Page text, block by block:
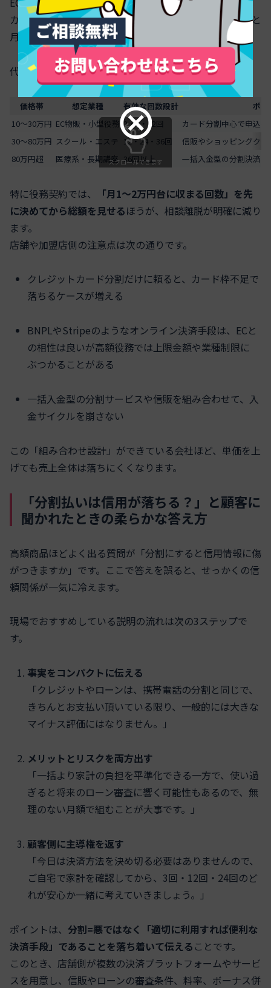
カゴ放棄は減りません。売上向上を狙うなら、分割回数と
月額をあらかじめデザインしておく必要があります。
代表的なパターンを整理すると次の通りです。
価格帯 想定業種 有効な回数設計
ポイ
10〜30万円 EC物販・小型役務 3・6・12回
カード分割中心で申込を
30〜80万円 スクール・エステ 12・24・36回
信販やショッピングク
80万円超
医療系・長期講座 36回以上 一括入金型の分割決済
スクロールできます
特に役務契約では、
「月1〜2万円台に収まる回数」を先
に決めてから総額を見せるほうが、相談離脱が明確に減り
ます。
店舗や加盟店側の注意点は次の通りです。
クレジットカード分割だけに頼ると、カード枠不足で
落ちるケースが増える
BNPLやStripeのようなオンライン決済手段は、ECと
の相性は良いが高額役務では上限金額や業種制限に
ぶつかることがある
一括入金型の分割サービスや信販を組み合わせて、入
金サイクルを崩さない
この「組み合わせ設計」ができている会社ほど、単価を上
げても売上全体は落ちにくくなります。
「分割払いは信用が落ちる？」と顧客に
聞かれたときの柔らかな答え方
高額商品ほどよく出る質問が「分割にすると信用情報に傷
がつきますか」です。ここで答えを誤ると、せっかくの信
頼関係が一気に冷えます。
現場でおすすめしている説明の流れは次の3ステップで
す。
事実をコンパクトに伝える
「クレジットやローンは、携帯電話の分割と同じで、
きちんとお支払い頂いている限り、一般的には大きな
マイナス評価にはなりません。」
メリットとリスクを両方出す
「一括より家計の負担を平準化できる一方で、使い過
ぎると将来のローン審査に響く可能性もあるので、無
理のない月額で組むことが大事です。」
顧客側に主導権を返す
「今日は決済方法を決め切る必要はありませんので、
ご自宅で家計を確認してから、3回・12回・24回のど
れが安心か一緒に考えていきましょう。」
ポイントは、 分割=悪ではなく「適切に利用すれば便利な
決済手段」であることを落ち着いて伝える ことです。
このとき、店舗側が複数の決済プラットフォームやサービ
スを用意し、信販やローンの審査条件、料率、ボーナス併